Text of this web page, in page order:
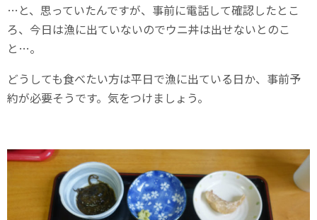
…と、思っていたんですが、事前に電話して確認したとこ
ろ、今日は漁に出ていないのでウニ丼は出せないとのこ
と…。
どうしても食べたい方は平日で漁に出ている日か、事前予
約が必要そうです。気をつけましょう。